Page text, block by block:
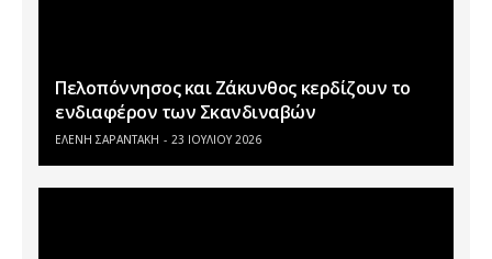
Πελοπόννησος και Ζάκυνθος κερδίζουν το
ενδιαφέρον των Σκανδιναβών
ΕΛΕΝΗ ΣΑΡΑΝΤΑΚΗ 23 ΙΟΥΛΊΟΥ 2026